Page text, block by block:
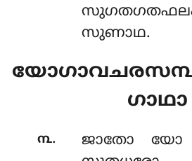
സുണാഥ.
ഗാഥാ
൩.
ജാതോ യോ